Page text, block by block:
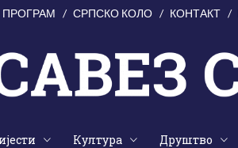
ПРОГРАМ СРПСКО КОЛО КОНТАКТ
Култура Друштво